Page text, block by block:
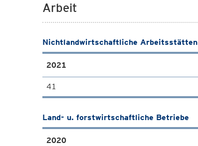
Arbeit
Nichtlandwirtschaftliche Arbeitsstätten
2021
41
Land- u. forstwirtschaftliche Betriebe
2020